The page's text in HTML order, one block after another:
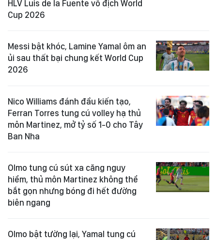
HLV Luis de la Fuente vô địch World
Cup 2026
Messi bật khóc, Lamine Yamal ôm an
ủi sau thất bại chung kết World Cup
2026
Nico Williams đánh đầu kiến tạo,
Ferran Torres tung cú volley hạ thủ
môn Martinez, mở tỷ số 1-0 cho Tây
Ban Nha
Olmo tung cú sút xa căng nguy
hiểm, thủ môn Martinez không thể
bắt gọn nhưng bóng đi hết đường
biên ngang
Olmo bật tường lại, Yamal tung cú